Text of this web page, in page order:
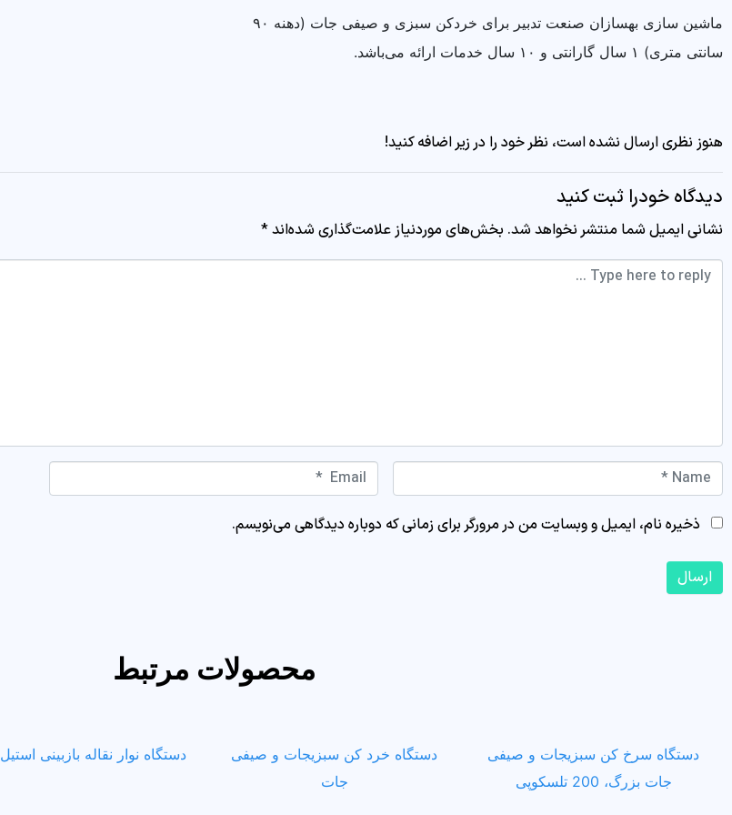
ماشین سازی بهسازان صنعت تدبیر برای خردکن سبزی و صیفی جات (دهنه ۹۰
سانتی متری) ۱ سال گارانتی و ۱۰ سال خدمات ارائه می‌باشد.
هنوز نظری ارسال نشده است، نظر خود را در زیر اضافه کنید!
دیدگاه خودرا ثبت کنید
نشانی ایمیل شما منتشر نخواهد شد. بخش‌های موردنیاز علامت‌گذاری شده‌اند*
Comment *
Name *
Email *
ذخیره نام، ایمیل و وبسایت من در مرورگر برای زمانی که دوباره دیدگاهی می‌نویسم.
ارسال
محصولات مرتبط
دستگاه سرخ کن سبزیجات و صیفی
جات بزرگ، 200 تلسکوپی
دستگاه خرد کن سبزیجات و صیفی
جات
دستگاه نوار نقاله بازبینی استیل